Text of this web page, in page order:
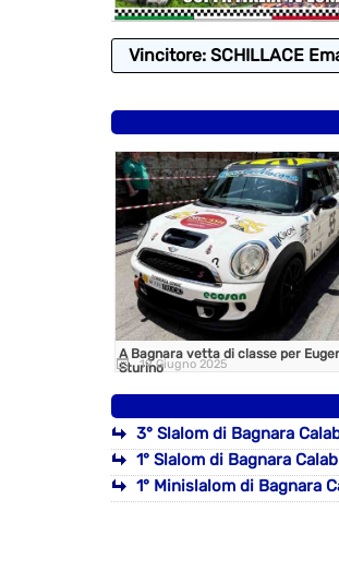
Vincitore: SCHILLACE
A Bagnara vetta di classe per
Sturino
19 Giugno 2025
3° Slalom di Bagnara
1° Slalom di Bagnara
1° Minislalom di Bagnara